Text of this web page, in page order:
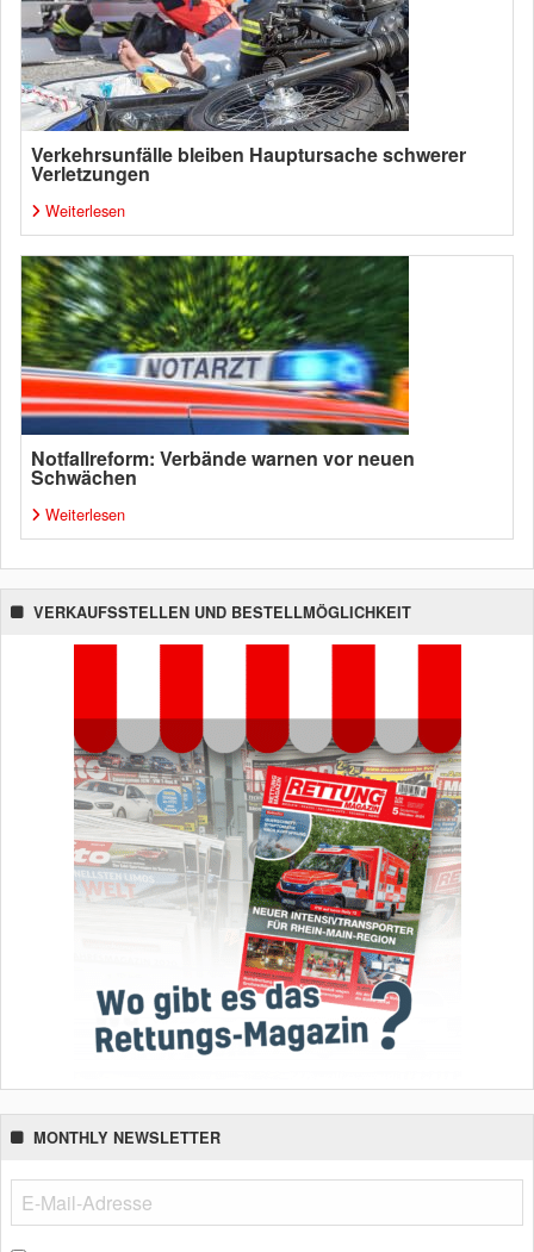
Verkehrsunfälle bleiben Hauptursache schwerer
Verletzungen
Weiterlesen
Notfallreform: Verbände warnen vor neuen
Schwächen
Weiterlesen
VERKAUFSSTELLEN UND BESTELLMÖGLICHKEIT
MONTHLY NEWSLETTER